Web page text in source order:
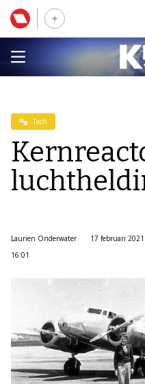
Tech
Laurien Onderwater
17 februari 2021
16:01